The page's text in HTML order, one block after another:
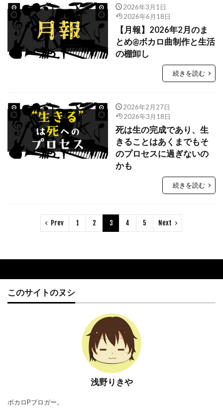
2026年3月1日
2026年6月18日
【月報】2026年2月のま
とめ@ボカロ曲制作と生活
の棚卸し
続きを読む
2026年2月27日
2026年3月18日
死は生の完成であり、生
きることはあくまでもそ
のプロセスに過ぎないの
かも
続きを読む
Prev 1 2 3 4 5 Next
このサイトのヌシ
浅野りきや
ボカロPブロガー。